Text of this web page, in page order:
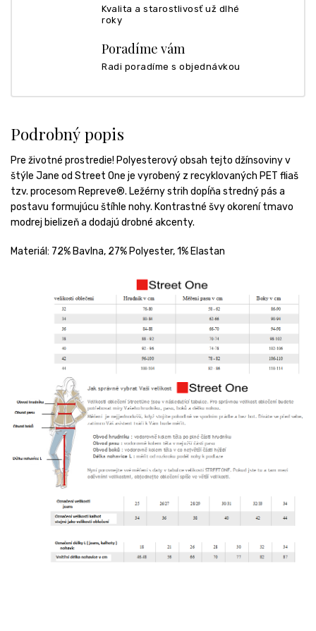
Kvalita a starostlivosť už dlhé
roky
Poradíme vám
Radi poradíme s objednávkou
Podrobný popis
Pre životné prostredie! Polyesterový obsah tejto džínsoviny v
štýle Jane od Street One je vyrobený z recyklovaných PET fliaš
tzv. procesom Repreve®. Ležérny strih dopĺňa stredný pás a
postavu formujúcu štíhle nohy. Kontrastné švy okorení tmavo
modrej bielizeň a dodajú drobné akcenty.
Materiál: 72% Bavlna, 27% Polyester, 1% Elastan